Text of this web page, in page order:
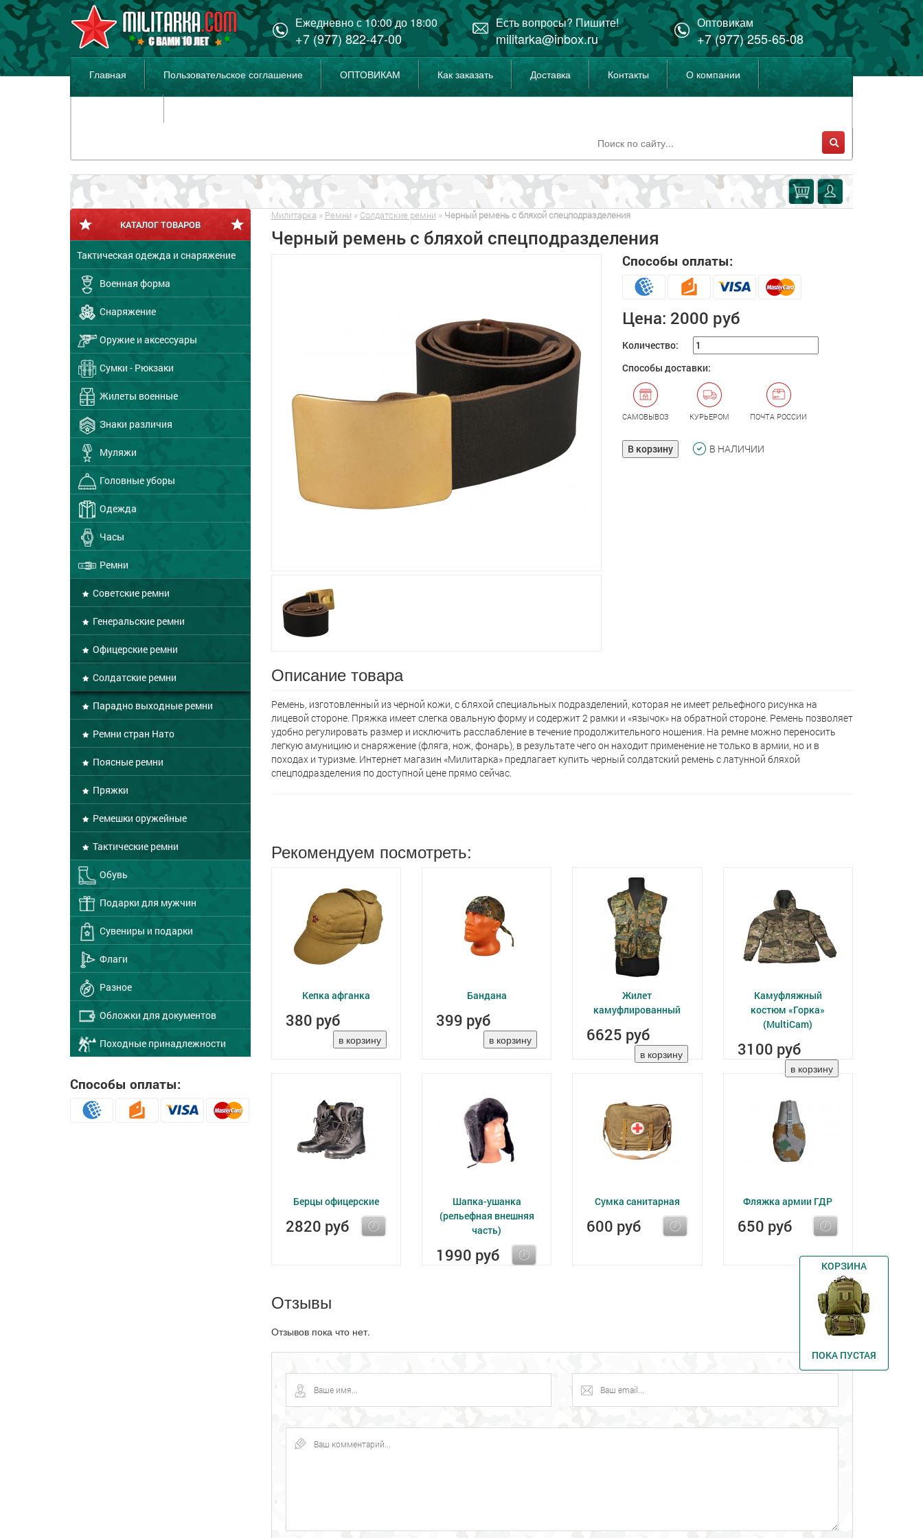
Ежедневно с 10:00 до 18:00
+7 (977) 822-47-00
Есть вопросы? Пишите!
militarka@inbox.ru
Оптовикам
+7 (977) 255-65-08
Главная Пользовательское соглашение ОПТОВИКАМ Как заказать Доставка Контакты О компании
КАТАЛОГ ТОВАРОВ
Тактическая одежда и снаряжение
Военная форма
Снаряжение
Оружие и аксессуары
Сумки - Рюкзаки
Жилеты военные
Знаки различия
Муляжи
Головные уборы
Одежда
Часы
Ремни
Советские ремни
Генеральские ремни
Офицерские ремни
Солдатские ремни
Парадно выходные ремни
Ремни стран Нато
Поясные ремни
Пряжки
Ремешки оружейные
Тактические ремни
Обувь
Подарки для мужчин
Сувениры и подарки
Флаги
Разное
Обложки для документов
Походные принадлежности
Способы оплаты:
Милитарка » Ремни » Солдатские ремни » Черный ремень с бляхой спецподразделения
Черный ремень с бляхой спецподразделения
Способы оплаты:
Цена: 2000 руб
Количество:
Способы доставки:
САМОВЫВОЗ КУРЬЕРОМ ПОЧТА РОССИИ
В корзину В НАЛИЧИИ
Описание товара
Ремень, изготовленный из черной кожи, с бляхой специальных подразделений, которая не имеет рельефного рисунка на
лицевой стороне. Пряжка имеет слегка овальную форму и содержит 2 рамки и «язычок» на обратной стороне. Ремень позволяет
удобно регулировать размер и исключить расслабление в течение продолжительного ношения. На ремне можно переносить
легкую амуницию и снаряжение (фляга, нож, фонарь), в результате чего он находит применение не только в армии, но и в
походах и туризме. Интернет магазин «Милитарка» предлагает кyпить черный солдатский ремень с латунной бляхой
спецподразделения по доступной цене прямо сейчас.
Рекомендуем посмотреть:
Кепка афганка
380 руб
Бандана
399 руб
Жилет
камуфлированный
6625 руб
Камуфляжный
костюм «Горка»
(MultiCam)
3100 руб
Берцы офицерские
2820 руб
Шапка-ушанка
(рельефная внешняя
часть)
1990 руб
Сумка санитарная
600 руб
Фляжка армии ГДР
650 руб
Отзывы
Отзывов пока что нет.
КОРЗИНА
ПОКА ПУСТАЯ